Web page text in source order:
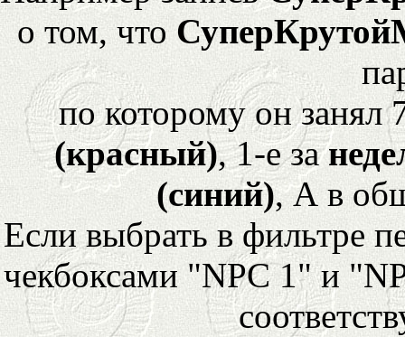
о том, что
по которому он
(красный), 1-е за
(синий), А в
Если выбрать в фильтре
чекбоксами "NPC 1" и